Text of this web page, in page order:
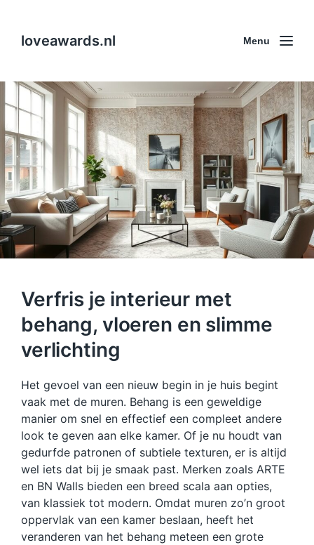
loveawards.nl Menu
Verfris je interieur met
behang, vloeren en slimme
verlichting
Het gevoel van een nieuw begin in je huis begint
vaak met de muren. Behang is een geweldige
manier om snel en effectief een compleet andere
look te geven aan elke kamer. Of je nu houdt van
gedurfde patronen of subtiele texturen, er is altijd
wel iets dat bij je smaak past. Merken zoals ARTE
en BN Walls bieden een breed scala aan opties,
van klassiek tot modern. Omdat muren zo’n groot
oppervlak van een kamer beslaan, heeft het
veranderen van het behang meteen een grote